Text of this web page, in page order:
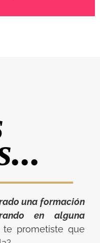
una formación
en alguna
te prometiste que